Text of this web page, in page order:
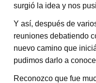
surgió la idea y nos
Y así, después de
reuniones debatiendo
nuevo camino que
pudimos darlo a
Reconozco que fue